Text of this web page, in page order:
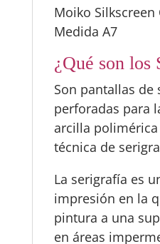
Moiko Silkscreen
Medida A7
¿Qué son los
Son pantallas de
perforadas para
arcilla
técnica de
La serigrafía es
impresión en la
pintura a una
en áreas